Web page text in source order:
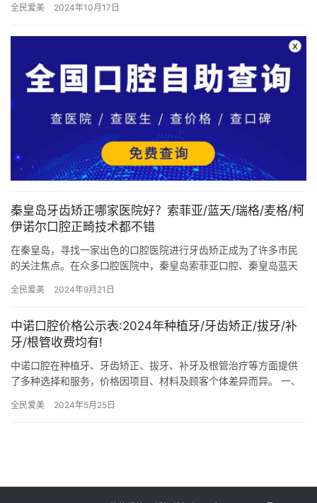
全民爱美 2024年10月17日
秦皇岛牙齿矫正哪家医院好？索菲亚/蓝天/瑞格/麦格/柯
伊诺尔口腔正畸技术都不错
在秦皇岛，寻找一家出色的口腔医院进行牙齿矫正成为了许多市民
的关注焦点。在众多口腔医院中，秦皇岛索菲亚口腔、秦皇岛蓝天
凭借其…
全民爱美 2024年9月21日
中诺口腔价格公示表:2024年种植牙/牙齿矫正/拔牙/补
牙/根管收费均有!
中诺口腔在种植牙、牙齿矫正、拔牙、补牙及根管治疗等方面提供
了多种选择和服务，价格因项目、材料及顾客个体差异而异。 一、
价…
全民爱美 2024年5月25日